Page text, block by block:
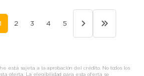
1 2 3 4 5
está sujeta a la aprobación del crédito. No todos los
oferta. La elegibilidad para esta oferta se